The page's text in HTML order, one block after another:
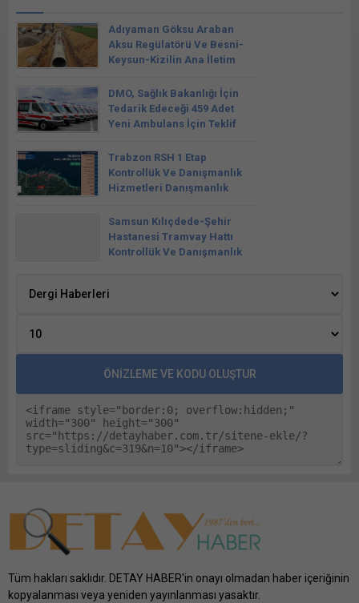
Tüm hakları saklıdır. DETAY HABER'in onayı olmadan haber içeriğinin
kopyalanması veya yeniden yayınlanması yasaktır.